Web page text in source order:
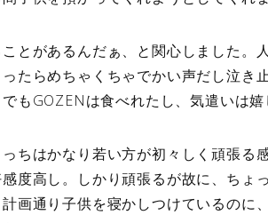
とがあるんだぁ、と関心しました。
たらめちゃくちゃでかい声だし泣き
もGOZENは食べれたし、気遣いは嬉
ちはかなり若い方が初々しく頑張る
度高し。しかり頑張るが故に、ちょ
画通り子供を寝かしつけているのに